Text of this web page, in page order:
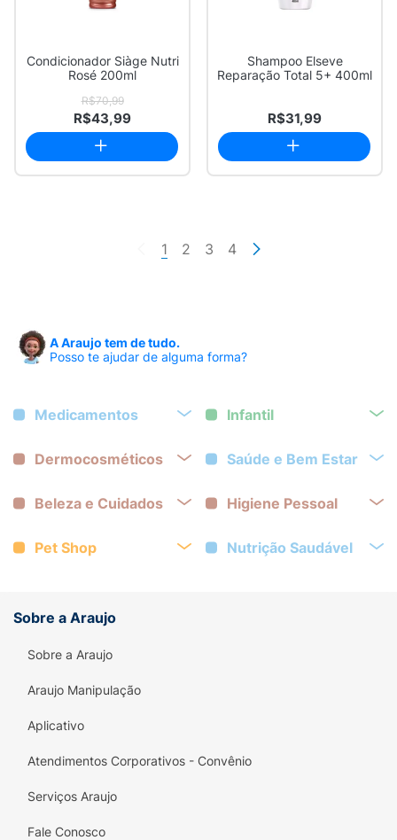
Condicionador Siàge Nutri
Rosé 200ml
R$70,99
R$43,99
Shampoo Elseve
Reparação Total 5+ 400ml
R$31,99
1 2 3 4
A Araujo tem de tudo.
Posso te ajudar de alguma forma?
Medicamentos Infantil
Dermocosméticos Saúde e Bem Estar
Beleza e Cuidados Higiene Pessoal
Pet Shop Nutrição Saudável
Sobre a Araujo
Sobre a Araujo
Araujo Manipulação
Aplicativo
Atendimentos Corporativos - Convênio
Serviços Araujo
Fale Conosco